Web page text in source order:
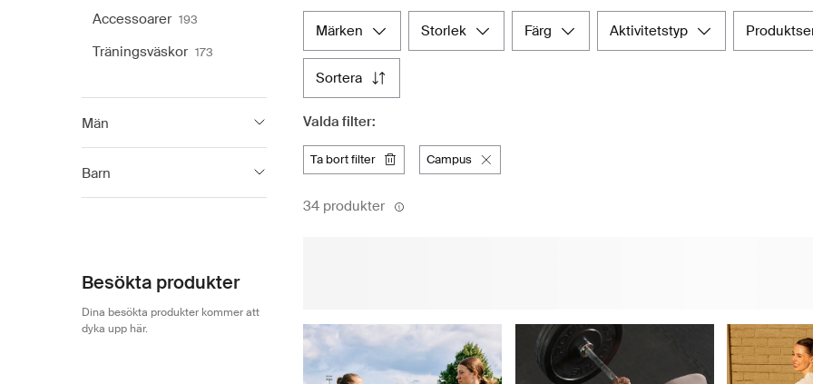
Accessoarer 193
Träningsväskor 173
Män
Barn
Besökta produkter
Dina besökta produkter kommer att
dyka upp här.
stilar och kollektioner, inklusive adidas Originals, adidas Sportswear, adidas Golf
erbjuder alla de senaste nyheterna och tidlösa klassiker från märket i olika
förhållningssätt till ansvarsfull handel. Upplev enkelheten och bekvämligheten
högkvalitativa adidas-produkter för att förhöja din stil.
märken storlek färg aktivitetstyp
sortera
Valda filter:
ta bort filter campus
34 produkter